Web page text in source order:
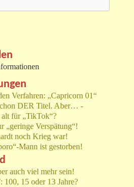
Verfahren: „Capricorn 01“
DER Titel. Aber… -
für „TikTok“?
„geringe Verspätung“!
noch Krieg war!
Mann ist gestorben!
auch viel mehr sein!
15 oder 13 Jahre?